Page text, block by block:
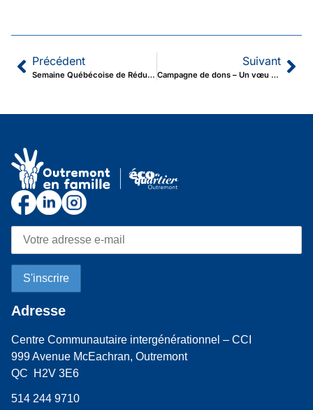
Précédent
Semaine Québécoise de Réduction des Déchets 2025
Suivant
Campagne de dons – Un vœu pour ma communauté
Adresse
Centre Communautaire intergénérationnel – CCI
999 Avenue McEachran, Outremont
QC H2V 3E6
514 244 9710